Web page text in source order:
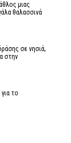
μιας
θαλασσινά
σε νησιά,
στην
το